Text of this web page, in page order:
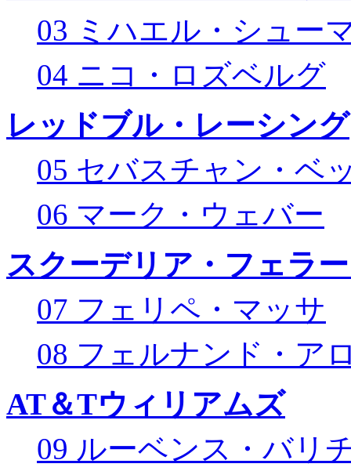
03 ミハエル・シュー
04 ニコ・ロズベルグ
レッドブル・レーシング
05 セバスチャン・ベ
06 マーク・ウェバー
スクーデリア・フェラ
07 フェリペ・マッサ
08 フェルナンド・ア
AT＆Tウィリアムズ
09 ルーベンス・バリ